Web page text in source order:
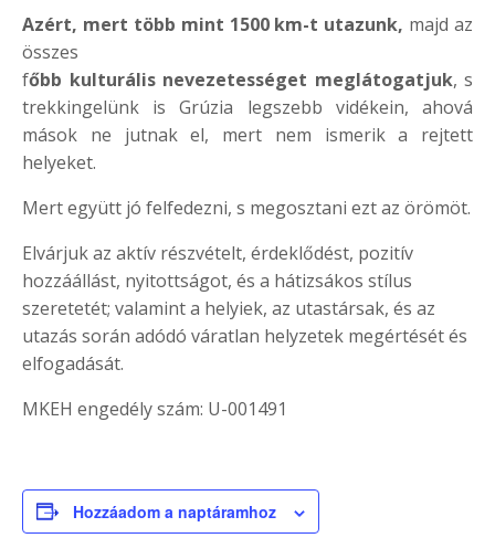
Azért, mert több mint 1500 km-t utazunk, majd az
összes
főbb kulturális nevezetességet meglátogatjuk, s
trekkingelünk is Grúzia legszebb vidékein, ahová
mások ne jutnak el, mert nem ismerik a rejtett
helyeket.
Mert együtt jó felfedezni, s megosztani ezt az örömöt.
Elvárjuk az aktív részvételt, érdeklődést, pozitív
hozzáállást, nyitottságot, és a hátizsákos stílus
szeretetét; valamint a helyiek, az utastársak, és az
utazás során adódó váratlan helyzetek megértését és
elfogadását.
MKEH engedély szám: U-001491
Hozzáadom a naptáramhoz